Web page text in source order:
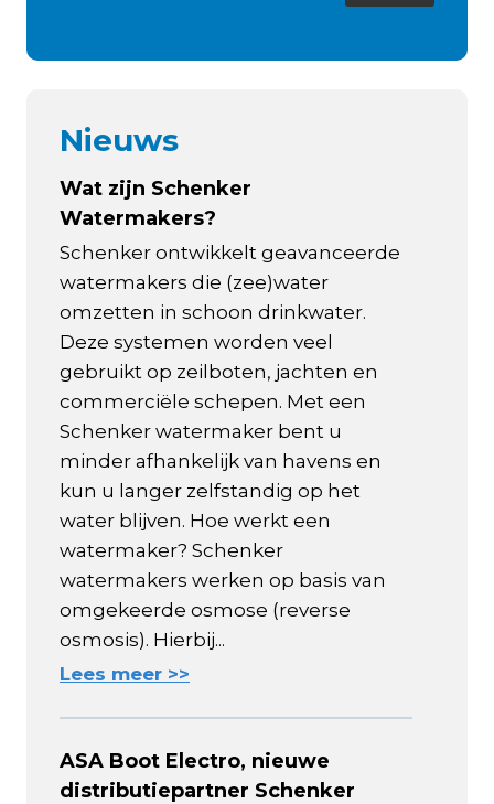
Nieuws
Wat zijn Schenker
Watermakers?
Schenker ontwikkelt geavanceerde
watermakers die (zee)water
omzetten in schoon drinkwater.
Deze systemen worden veel
gebruikt op zeilboten, jachten en
commerciële schepen. Met een
Schenker watermaker bent u
minder afhankelijk van havens en
kun u langer zelfstandig op het
water blijven. Hoe werkt een
watermaker? Schenker
watermakers werken op basis van
omgekeerde osmose (reverse
osmosis). Hierbij...
Lees meer >>
ASA Boot Electro, nieuwe
distributiepartner Schenker